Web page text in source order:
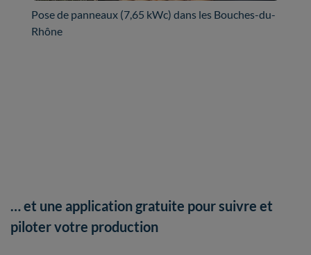
Pose de panneaux (7,65 kWc) dans les Bouches-du-
Rhône
… et une application gratuite pour suivre et
piloter votre production